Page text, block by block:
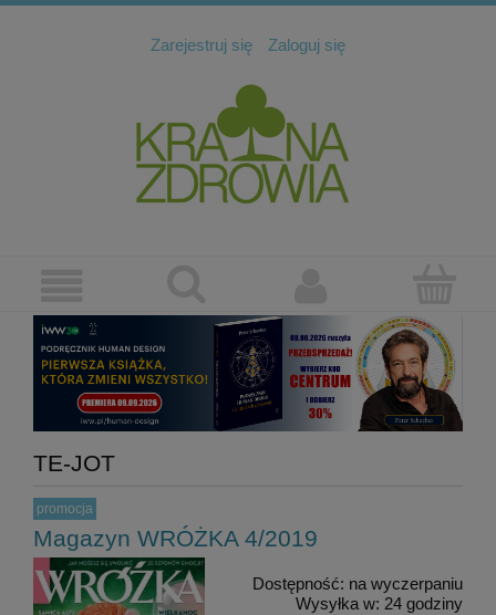
Zarejestruj się Zaloguj się
TE-JOT
Magazyn WRÓŻKA 4/2019
Dostępność: na wyczerpaniu
Wysyłka w: 24 godziny
promocja